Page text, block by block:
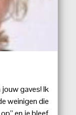
jouw gaves! Ik
weinigen die